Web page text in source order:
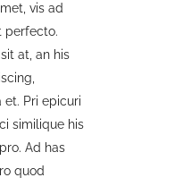
vis ad
perfecto.
at, an his
Pri epicuri
similique his
Ad has
quod